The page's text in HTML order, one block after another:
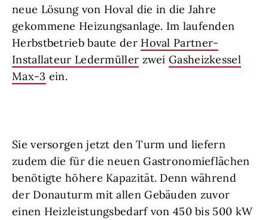
neue Lösung von Hoval die in die Jahre
gekommene Heizungsanlage. Im laufenden
Herbstbetrieb baute der Hoval Partner-
Installateur Ledermüller zweiGasheizkessel
Max-3 ein.
Sie versorgen jetzt den Turm und liefern
zudem die für die neuen Gastronomieflächen
benötigte höhere Kapazität. Denn während
der Donauturm mit allen Gebäuden zuvor
einen Heizleistungsbedarf von 450 bis 500 kW